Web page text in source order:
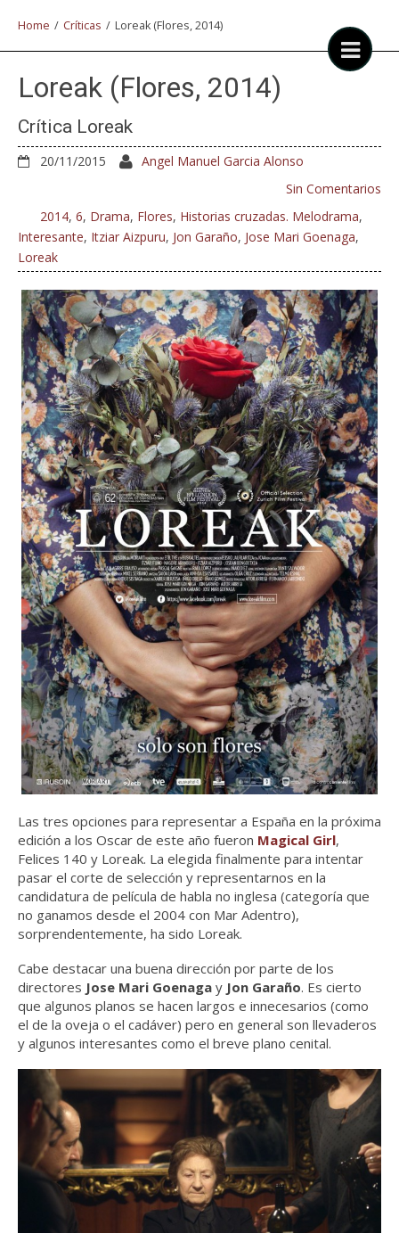
Home / Críticas / Loreak (Flores, 2014)
Loreak (Flores, 2014)
Crítica Loreak
20/11/2015
Angel Manuel Garcia Alonso
Sin Comentarios
2014, 6, Drama, Flores, Historias cruzadas. Melodrama,
Interesante, Itziar Aizpuru, Jon Garaño, Jose Mari Goenaga,
Loreak
Las tres opciones para representar a España en la próxima
edición a los Oscar de este año fueron Magical Girl,
Felices 140 y Loreak. La elegida finalmente para intentar
pasar el corte de selección y representarnos en la
candidatura de película de habla no inglesa (categoría que
no ganamos desde el 2004 con Mar Adentro),
sorprendentemente, ha sido Loreak.
Cabe destacar una buena dirección por parte de los
directores Jose Mari Goenaga y Jon Garaño. Es cierto
que algunos planos se hacen largos e innecesarios (como
el de la oveja o el cadáver) pero en general son llevaderos
y algunos interesantes como el breve plano cenital.